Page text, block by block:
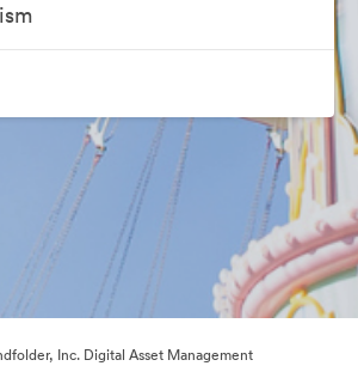
Inc. Digital Asset Management